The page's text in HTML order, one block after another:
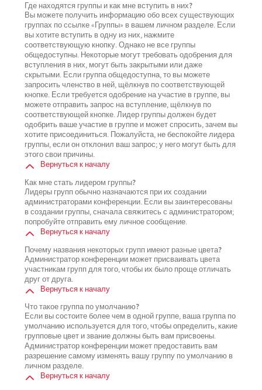
Где находятся группы и как мне вступить в них?
Вы можете получить информацию обо всех существующих
группах по ссылке «Группы» в вашем личном разделе. Если
вы хотите вступить в одну из них, нажмите
соответствующую кнопку. Однако не все группы
общедоступны. Некоторые могут требовать одобрения для
вступления в них, могут быть закрытыми или даже
скрытыми. Если группа общедоступна, то вы можете
запросить членство в ней, щёлкнув по соответствующей
кнопке. Если требуется одобрение на участие в группе, вы
можете отправить запрос на вступление, щёлкнув по
соответствующей кнопке. Лидер группы должен будет
одобрить ваше участие в группе и может спросить, зачем вы
хотите присоединиться. Пожалуйста, не беспокойте лидера
группы, если он отклонил ваш запрос; у него могут быть для
этого свои причины.
Вернуться к началу
Как мне стать лидером группы?
Лидеры групп обычно назначаются при их создании
администраторами конференции. Если вы заинтересованы
в создании группы, сначала свяжитесь с администратором;
попробуйте отправить ему личное сообщение.
Вернуться к началу
Почему названия некоторых групп имеют разные цвета?
Администратор конференции может присваивать цвета
участникам групп для того, чтобы их было проще отличать
друг от друга.
Вернуться к началу
Что такое группа по умолчанию?
Если вы состоите более чем в одной группе, ваша группа по
умолчанию используется для того, чтобы определить, какие
групповые цвет и звание должны быть вам присвоены.
Администратор конференции может предоставить вам
разрешение самому изменять вашу группу по умолчанию в
личном разделе.
Вернуться к началу